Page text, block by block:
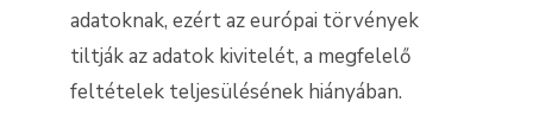
adatoknak, ezért az európai törvények
tiltják az adatok kivitelét, a megfelelő
feltételek teljesülésének hiányában.